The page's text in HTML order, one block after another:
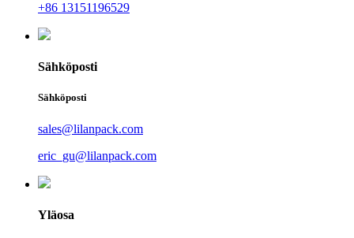
+86 13151196529
Sähköposti
Sähköposti
sales@lilanpack.com
eric_gu@lilanpack.com
Yläosa